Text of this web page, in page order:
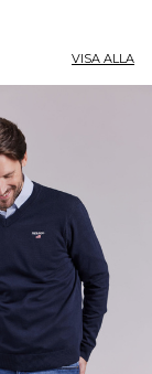
VISA ALLA